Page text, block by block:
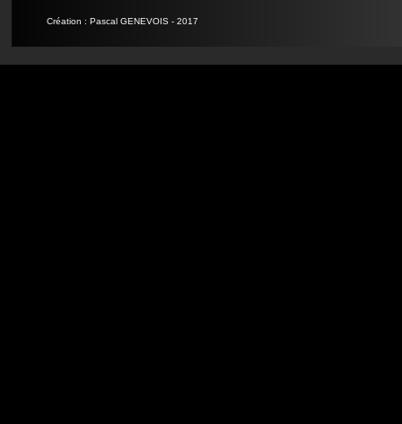
Création : Pascal GENEVOIS - 2017